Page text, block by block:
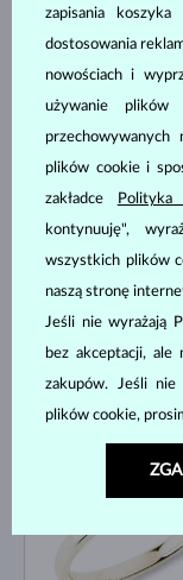
MOŁDAWIT & DIAMENT
LAB GROWN DIAMENT
zapisania
dostosowania
nowościach i
używanie plików
plików cookie i
zakładce
kontynuuję",
wszystkich plików
naszą stronę
Jeśli nie wyrażają
bez akceptacji, ale
zakupów. Jeśli
plików cookie,